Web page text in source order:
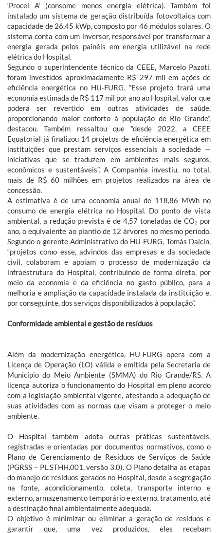
‘Procel A’ (consome menos energia elétrica). Também foi
instalado um sistema de geração distribuída fotovoltaica com
capacidade de 26,45 kWp, composto por 46 módulos solares. O
sistema conta com um inversor, responsável por transformar a
energia gerada pelos painéis em energia utilizável na rede
elétrica do Hospital.
Segundo o superintendente técnico da CEEE, Marcelo Pazoti,
foram investidos aproximadamente R$ 297 mil em ações de
eficiência energética no HU-FURG. “Esse projeto trará uma
economia estimada de R$ 117 mil por ano ao Hospital, valor que
poderá ser revertido em outras atividades de saúde,
proporcionando maior conforto à população de Rio Grande”,
destacou. Também ressaltou que “desde 2022, a CEEE
Equatorial já finalizou 14 projetos de eficiência energética em
instituições que prestam serviços essenciais à sociedade —
iniciativas que se traduzem em ambientes mais seguros,
econômicos e sustentáveis”. A Companhia investiu, no total,
mais de R$ 60 milhões em projetos realizados na área de
concessão.
A estimativa é de uma economia anual de 118,86 MWh no
consumo de energia elétrica no Hospital. Do ponto de vista
ambiental, a redução prevista é de 4,57 toneladas de CO₂ por
ano, o equivalente ao plantio de 12 árvores no mesmo período.
Segundo o gerente Administrativo do HU-FURG, Tomás Dalcin,
“projetos como esse, advindos das empresas e da sociedade
civil, colaboram e apoiam o processo de modernização da
infraestrutura do Hospital, contribuindo de forma direta, por
meio da economia e da eficiência no gasto público, para a
melhoria e ampliação da capacidade instalada da instituição e,
por conseguinte, dos serviços disponibilizados à população”.
Conformidade ambiental e gestão de resíduos
Além da modernização energética, HU-FURG opera com a
Licença de Operação (LO) válida e emitida pela Secretaria de
Município do Meio Ambiente (SMMA) do Rio Grande/RS. A
licença autoriza o funcionamento do Hospital em pleno acordo
com a legislação ambiental vigente, atestando a adequação de
suas atividades com as normas que visam a proteger o meio
ambiente.
O Hospital também adota outras práticas sustentáveis,
registradas e orientadas por documentos normativos, como o
Plano de Gerenciamento de Resíduos de Serviços de Saúde
(PGRSS – PL.STHH.001, versão 3.0). O Plano detalha as etapas
do manejo de resíduos gerados no Hospital, desde a segregação
na fonte, acondicionamento, coleta, transporte interno e
externo, armazenamento temporário e externo, tratamento, até
a destinação final ambientalmente adequada.
O objetivo é minimizar ou eliminar a geração de resíduos e
garantir que, uma vez produzidos, eles recebam